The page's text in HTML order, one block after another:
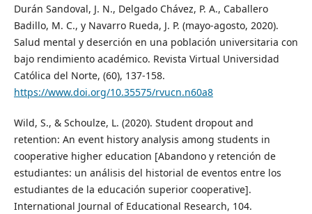
Durán Sandoval, J. N., Delgado Chávez, P. A., Caballero
Badillo, M. C., y Navarro Rueda, J. P. (mayo-agosto, 2020).
Salud mental y deserción en una población universitaria con
bajo rendimiento académico. Revista Virtual Universidad
Católica del Norte, (60), 137-158.
https://www.doi.org/10.35575/rvucn.n60a8
Wild, S., & Schoulze, L. (2020). Student dropout and
retention: An event history analysis among students in
cooperative higher education [Abandono y retención de
estudiantes: un análisis del historial de eventos entre los
estudiantes de la educación superior cooperative].
International Journal of Educational Research, 104.